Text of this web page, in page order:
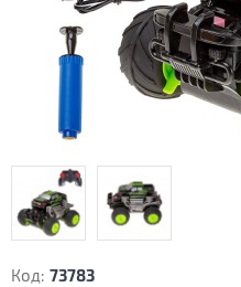
Код: 73783